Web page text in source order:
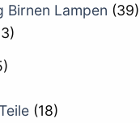
Birnen Lampen (39)
(18)